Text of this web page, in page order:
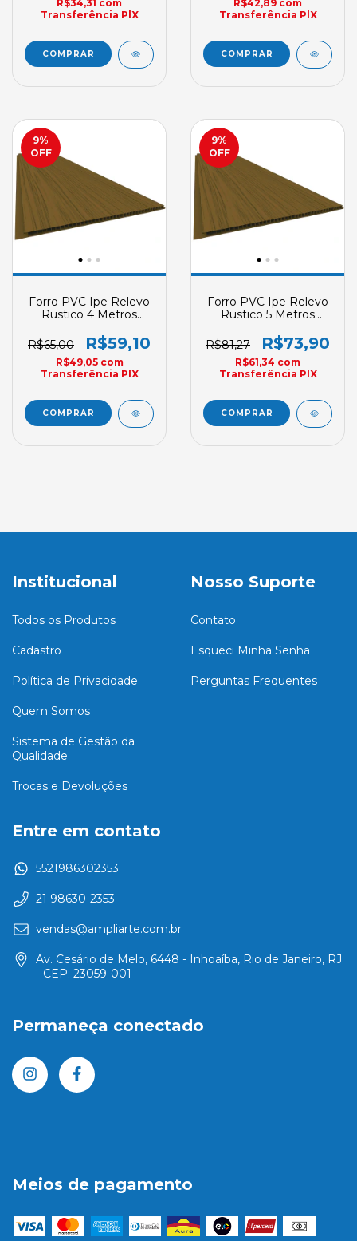
R$34,31 com
Transferência PlX
R$42,89 com
Transferência PlX
9%
OFF
Forro PVC Ipe Relevo
Rustico 4 Metros
200mm X 7mm
R$65,00 R$59,10
R$49,05 com
Transferência PlX
9%
OFF
Forro PVC Ipe Relevo
Rustico 5 Metros
200mm X 7mm
R$81,27 R$73,90
R$61,34 com
Transferência PlX
Institucional
Todos os Produtos
Cadastro
Política de Privacidade
Quem Somos
Sistema de Gestão da
Qualidade
Trocas e Devoluções
Nosso Suporte
Contato
Esqueci Minha Senha
Perguntas Frequentes
Entre em contato
5521986302353
21 98630-2353
vendas@ampliarte.com.br
Av. Cesário de Melo, 6448 - Inhoaíba, Rio de Janeiro, RJ
- CEP: 23059-001
Permaneça conectado
Meios de pagamento